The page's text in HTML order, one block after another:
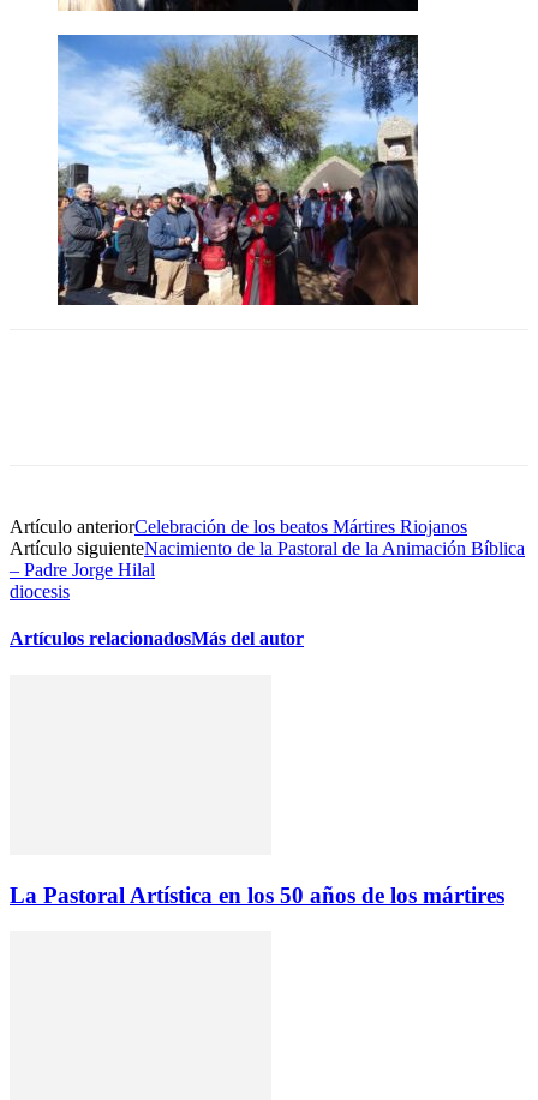
Artículo anteriorCelebración de los beatos Mártires Riojanos
Artículo siguienteNacimiento de la Pastoral de la Animación Bíblica
– Padre Jorge Hilal
diocesis
Artículos relacionadosMás del autor
La Pastoral Artística en los 50 años de los mártires